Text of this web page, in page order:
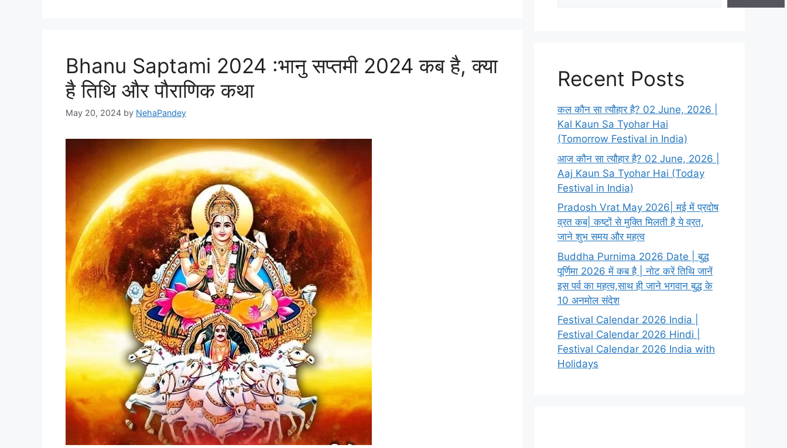
Bhanu Saptami 2024 :भानु सप्तमी 2024 कब है, क्या
है तिथि और पौराणिक कथा
May 20, 2024 by NehaPandey
Recent Posts
कल कौन सा त्यौहार है? 02 June, 2026 |
Kal Kaun Sa Tyohar Hai
(Tomorrow Festival in India)
आज कौन सा त्यौहार है? 02 June, 2026 |
Aaj Kaun Sa Tyohar Hai (Today
Festival in India)
Pradosh Vrat May 2026| मई में प्रदोष
व्रत कब| कष्टों से मुक्ति मिलती है ये व्रत,
जाने शुभ समय और महत्व
Buddha Purnima 2026 Date | बुद्ध
पूर्णिमा 2026 में कब है | नोट करें तिथि जानें
इस पर्व का महत्व,साथ ही जाने भगवान बुद्ध के
10 अनमोल संदेश
Festival Calendar 2026 India |
Festival Calendar 2026 Hindi |
Festival Calendar 2026 India with
Holidays